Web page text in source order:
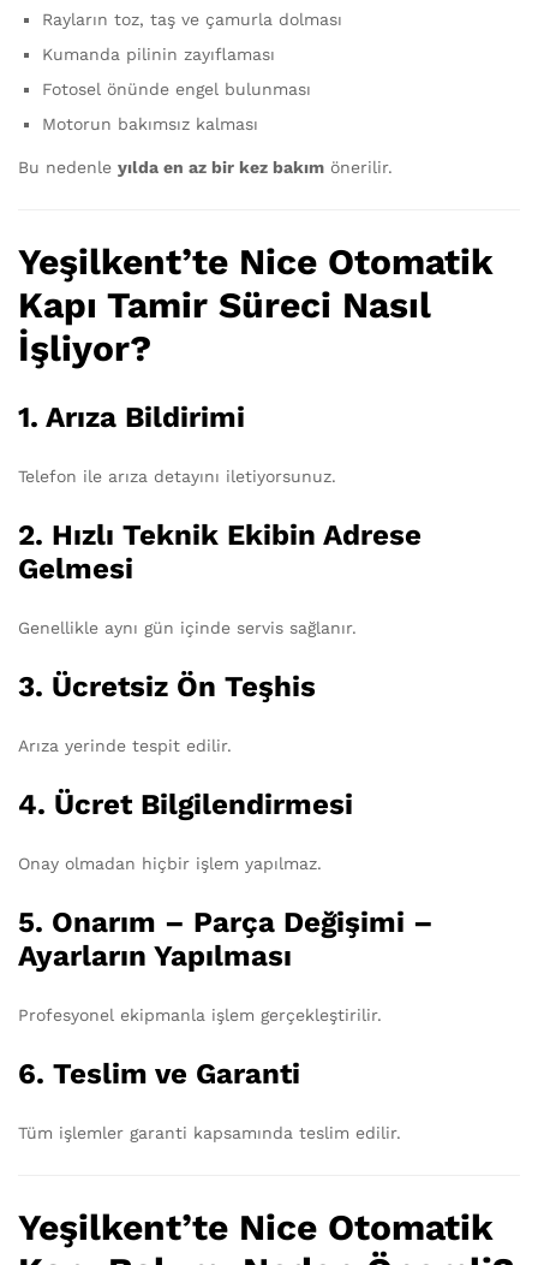
Rayların toz, taş ve çamurla dolması
Kumanda pilinin zayıflaması
Fotosel önünde engel bulunması
Motorun bakımsız kalması
Bu nedenle yılda en az bir kez bakım önerilir.
Yeşilkent’te Nice Otomatik
Kapı Tamir Süreci Nasıl
İşliyor?
1. Arıza Bildirimi
Telefon ile arıza detayını iletiyorsunuz.
2. Hızlı Teknik Ekibin Adrese
Gelmesi
Genellikle aynı gün içinde servis sağlanır.
3. Ücretsiz Ön Teşhis
Arıza yerinde tespit edilir.
4. Ücret Bilgilendirmesi
Onay olmadan hiçbir işlem yapılmaz.
5. Onarım – Parça Değişimi –
Ayarların Yapılması
Profesyonel ekipmanla işlem gerçekleştirilir.
6. Teslim ve Garanti
Tüm işlemler garanti kapsamında teslim edilir.
Yeşilkent’te Nice Otomatik